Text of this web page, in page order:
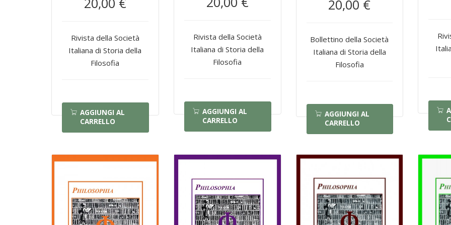
Rivista della Società
Italiana di Storia della
Filosofia
AGGIUNGI AL
CARRELLO
Rivista della Società
Italiana di Storia della
Filosofia
AGGIUNGI AL
CARRELLO
20,00 €
Bollettino della Società
Italiana di Storia della
Filosofia
AGGIUNGI AL
CARRELLO